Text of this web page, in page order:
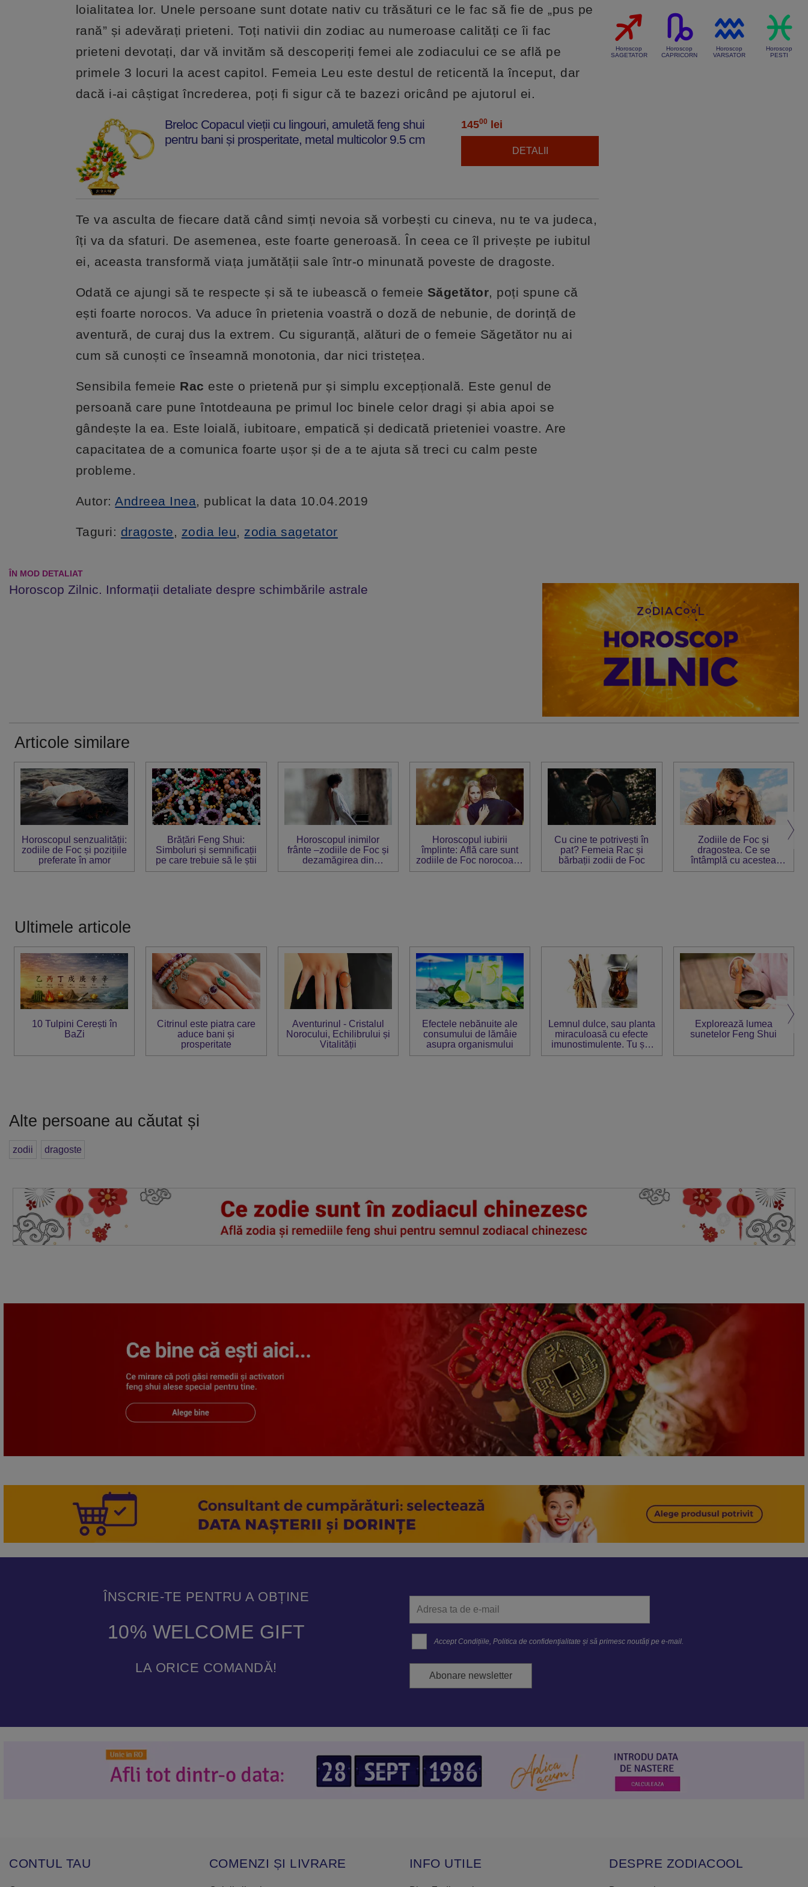
loialitatea lor. Unele persoane sunt dotate nativ cu trăsături ce le fac să fie de „pus pe
rană” și adevărați prieteni. Toți nativii din zodiac au numeroase calități ce îi fac
prieteni devotați, dar vă invităm să descoperiți femei ale zodiacului ce se află pe
primele 3 locuri la acest capitol. Femeia Leu este destul de reticentă la început, dar
dacă i-ai câștigat încrederea, poți fi sigur că te bazezi oricând pe ajutorul ei.
Breloc Copacul vieții cu lingouri, amuletă feng shui
pentru bani și prosperitate, metal multicolor 9.5 cm
14500 lei
DETALII
Te va asculta de fiecare dată când simți nevoia să vorbești cu cineva, nu te va judeca,
îți va da sfaturi. De asemenea, este foarte generoasă. În ceea ce îl privește pe iubitul
ei, aceasta transformă viața jumătății sale într-o minunată poveste de dragoste.
Odată ce ajungi să te respecte și să te iubească o femeie Săgetător, poți spune că
ești foarte norocos. Va aduce în prietenia voastră o doză de nebunie, de dorință de
aventură, de curaj dus la extrem. Cu siguranță, alături de o femeie Săgetător nu ai
cum să cunoști ce înseamnă monotonia, dar nici tristețea.
Sensibila femeie Rac este o prietenă pur și simplu excepțională. Este genul de
persoană care pune întotdeauna pe primul loc binele celor dragi și abia apoi se
gândește la ea. Este loială, iubitoare, empatică și dedicată prieteniei voastre. Are
capacitatea de a comunica foarte ușor și de a te ajuta să treci cu calm peste
probleme.
Autor:Andreea Inea, publicat la data 10.04.2019
Taguri: dragoste, zodia leu, zodia sagetator
Horoscop
SAGETATOR
Horoscop
CAPRICORN
Horoscop
VARSATOR
Horoscop
PESTI
ÎN MOD DETALIAT
Horoscop Zilnic. Informații detaliate despre schimbările astrale
Articole similare
Horoscopul senzualității:
zodiile de Foc și pozițiile
preferate în amor
Brățări Feng Shui:
Simboluri și semnificații
pe care trebuie să le știi
Horoscopul inimilor
frânte –zodiile de Foc și
dezamăgirea din
dragoste
Horoscopul iubirii
împlinte: Află care sunt
zodiile de Foc norocoase
în dragoste
Cu cine te potrivești în
pat? Femeia Rac și
bărbații zodii de Foc
Zodiile de Foc și
dragostea. Ce se
întâmplă cu acestea
când se îndrăgostesc
Ultimele articole
10 Tulpini Cerești în
BaZi
Citrinul este piatra care
aduce bani și
prosperitate
Aventurinul - Cristalul
Norocului, Echilibrului și
Vitalității
Efectele nebănuite ale
consumului de lămâie
asupra organismului
Lemnul dulce, sau planta
miraculoasă cu efecte
imunostimulente. Tu știi
cum trebuie consumat?
Explorează lumea
sunetelor Feng Shui
Alte persoane au căutat și
zodii dragoste
ÎNSCRIE-TE PENTRU A OBȚINE
10% WELCOME GIFT
LA ORICE COMANDĂ!
Accept Condițiile,Politica de confidenţialitate și să primesc noutăți pe e-mail.
Abonare newsletter
CONTUL TAU COMENZI ȘI LIVRARE INFO UTILE DESPRE ZODIACOOL